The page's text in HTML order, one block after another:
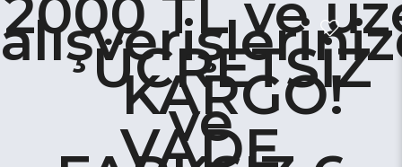
2000 TL ve
ÜCRETSİZ
KARGO!
ve
VADE